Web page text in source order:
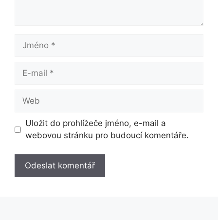
Jméno
Web
Uložit do prohlížeče jméno, e-mail a
webovou stránku pro budoucí komentáře.